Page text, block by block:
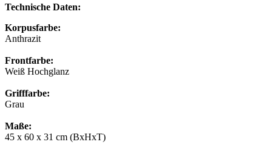
Technische Daten:
Korpusfarbe:
Anthrazit
Frontfarbe:
Weiß Hochglanz
Grifffarbe:
Grau
Maße:
45 x 60 x 31 cm (BxHxT)